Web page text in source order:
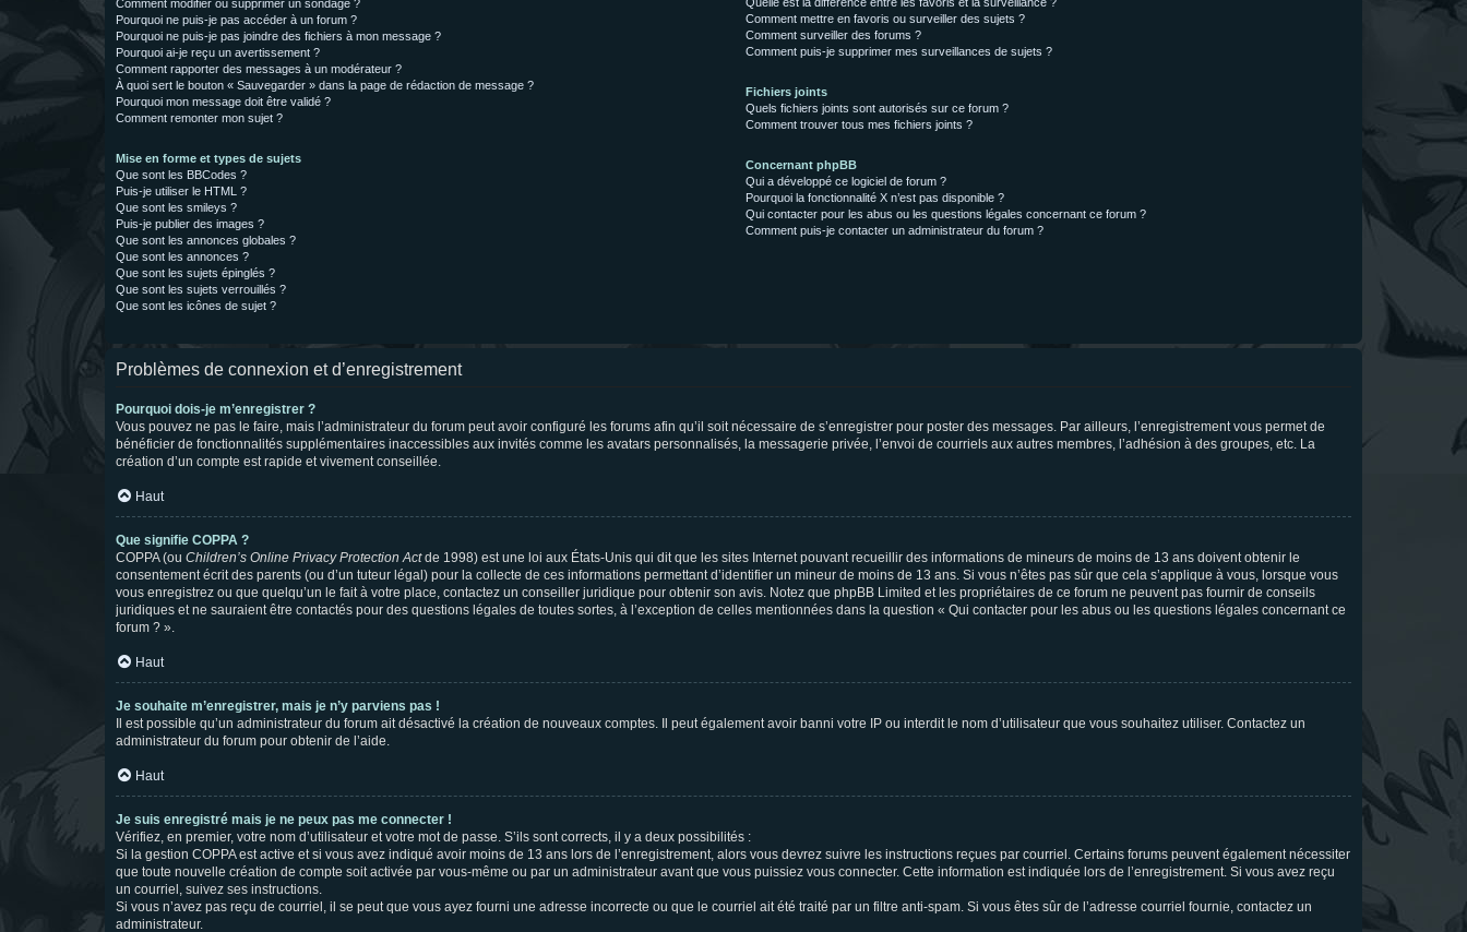
Comment modifier ou supprimer un sondage ?
Pourquoi ne puis-je pas accéder à un forum ?
Pourquoi ne puis-je pas joindre des fichiers à mon message ?
Pourquoi ai-je reçu un avertissement ?
Comment rapporter des messages à un modérateur ?
À quoi sert le bouton « Sauvegarder » dans la page de rédaction de message ?
Pourquoi mon message doit être validé ?
Comment remonter mon sujet ?
Mise en forme et types de sujets
Que sont les BBCodes ?
Puis-je utiliser le HTML ?
Que sont les smileys ?
Puis-je publier des images ?
Que sont les annonces globales ?
Que sont les annonces ?
Que sont les sujets épinglés ?
Que sont les sujets verrouillés ?
Que sont les icônes de sujet ?
Comment mettre en favoris ou surveiller des sujets ?
Comment surveiller des forums ?
Comment puis-je supprimer mes surveillances de sujets ?
Fichiers joints
Quels fichiers joints sont autorisés sur ce forum ?
Comment trouver tous mes fichiers joints ?
Concernant phpBB
Qui a développé ce logiciel de forum ?
Pourquoi la fonctionnalité X n’est pas disponible ?
Qui contacter pour les abus ou les questions légales concernant ce forum ?
Comment puis-je contacter un administrateur du forum ?
Problèmes de connexion et d’enregistrement
Pourquoi dois-je m’enregistrer ?
Vous pouvez ne pas le faire, mais l’administrateur du forum peut avoir configuré les forums afin qu’il soit nécessaire de s’enregistrer pour poster des messages. Par ailleurs, l’enregistrement vous permet de
bénéficier de fonctionnalités supplémentaires inaccessibles aux invités comme les avatars personnalisés, la messagerie privée, l’envoi de courriels aux autres membres, l’adhésion à des groupes, etc. La
création d’un compte est rapide et vivement conseillée.
Haut
Que signifie COPPA ?
COPPA (ou Children’s Online Privacy Protection Actde 1998) est une loi aux États-Unis qui dit que les sites Internet pouvant recueillir des informations de mineurs de moins de 13 ans doivent obtenir le
consentement écrit des parents (ou d’un tuteur légal) pour la collecte de ces informations permettant d’identifier un mineur de moins de 13 ans. Si vous n’êtes pas sûr que cela s’applique à vous, lorsque vous
vous enregistrez ou que quelqu’un le fait à votre place, contactez un conseiller juridique pour obtenir son avis. Notez que phpBB Limited et les propriétaires de ce forum ne peuvent pas fournir de conseils
juridiques et ne sauraient être contactés pour des questions légales de toutes sortes, à l’exception de celles mentionnées dans la question « Qui contacter pour les abus ou les questions légales concernant ce
forum ? ».
Haut
Je souhaite m’enregistrer, mais je n’y parviens pas !
Il est possible qu’un administrateur du forum ait désactivé la création de nouveaux comptes. Il peut également avoir banni votre IP ou interdit le nom d’utilisateur que vous souhaitez utiliser. Contactez un
administrateur du forum pour obtenir de l’aide.
Haut
Je suis enregistré mais je ne peux pas me connecter !
Vérifiez, en premier, votre nom d’utilisateur et votre mot de passe. S’ils sont corrects, il y a deux possibilités :
Si la gestion COPPA est active et si vous avez indiqué avoir moins de 13 ans lors de l’enregistrement, alors vous devrez suivre les instructions reçues par courriel. Certains forums peuvent également nécessiter
que toute nouvelle création de compte soit activée par vous-même ou par un administrateur avant que vous puissiez vous connecter. Cette information est indiquée lors de l’enregistrement. Si vous avez reçu
un courriel, suivez ses instructions.
Si vous n’avez pas reçu de courriel, il se peut que vous ayez fourni une adresse incorrecte ou que le courriel ait été traité par un filtre anti-spam. Si vous êtes sûr de l’adresse courriel fournie, contactez un
administrateur.